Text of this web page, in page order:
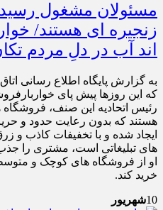
مسئولان مشغول
زنجیره ای هستند/
اند آب در دلِ مردم
به گزارش پایگاه اطلاع رسانی
که این روزها پیش پای
رئیس اتحادیه این صنف،
هستند که بدون رعایت حدود و
ایجاد شده و با تخفیفات کاذب
های تبلیغاتی است، مشتری را
او از فروشگاه های کوچک و
خرید کند.
10شهریور